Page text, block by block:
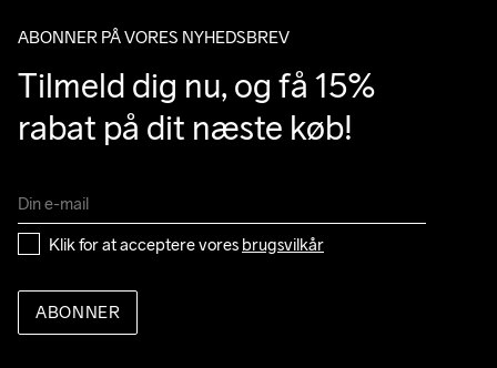
ABONNER PÅ VORES NYHEDSBREV
Tilmeld dig nu, og få 15%
rabat på dit næste køb!
Klik for at acceptere vores brugsvilkår
ABONNER